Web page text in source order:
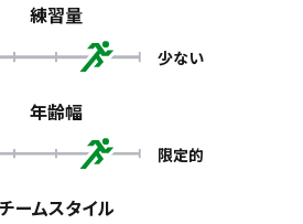
練習量
少ない
年齢幅
限定的
チームスタイル